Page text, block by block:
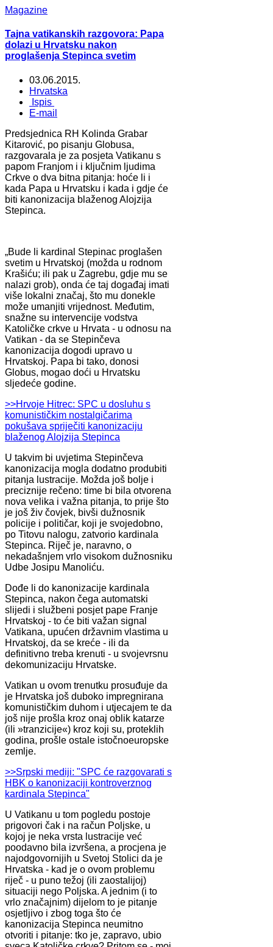
Magazine
Tajna vatikanskih razgovora: Papa
dolazi u Hrvatsku nakon
proglašenja Stepinca svetim
03.06.2015.
Hrvatska
Ispis
E-mail
Predsjednica RH Kolinda Grabar
Kitarović, po pisanju Globusa,
razgovarala je za posjeta Vatikanu s
papom Franjom i i ključnim ljudima
Crkve o dva bitna pitanja: hoće li i
kada Papa u Hrvatsku i kada i gdje će
biti kanonizacija blaženog Alojzija
Stepinca.
„Bude li kardinal Stepinac proglašen
svetim u Hrvatskoj (možda u rodnom
Krašiću; ili pak u Zagrebu, gdje mu se
nalazi grob), onda će taj događaj imati
više lokalni značaj, što mu donekle
može umanjiti vrijednost. Međutim,
snažne su intervencije vodstva
Katoličke crkve u Hrvata - u odnosu na
Vatikan - da se Stepinčeva
kanonizacija dogodi upravo u
Hrvatskoj. Papa bi tako, donosi
Globus, mogao doći u Hrvatsku
sljedeće godine.
>>Hrvoje Hitrec: SPC u dosluhu s
komunističkim nostalgičarima
pokušava spriječiti kanonizaciju
blaženog Alojzija Stepinca
U takvim bi uvjetima Stepinčeva
kanonizacija mogla dodatno produbiti
pitanja lustracije. Možda još bolje i
preciznije rečeno: time bi bila otvorena
nova velika i važna pitanja, to prije što
je još živ čovjek, bivši dužnosnik
policije i političar, koji je svojedobno,
po Titovu nalogu, zatvorio kardinala
Stepinca. Riječ je, naravno, o
nekadašnjem vrlo visokom dužnosniku
Udbe Josipu Manoliću.
Dođe li do kanonizacije kardinala
Stepinca, nakon čega automatski
slijedi i službeni posjet pape Franje
Hrvatskoj - to će biti važan signal
Vatikana, upućen državnim vlastima u
Hrvatskoj, da se kreće - ili da
definitivno treba krenuti - u svojevrsnu
dekomunizaciju Hrvatske.
Vatikan u ovom trenutku prosuđuje da
je Hrvatska još duboko impregnirana
komunističkim duhom i utjecajem te da
još nije prošla kroz onaj oblik katarze
(ili »tranzicije«) kroz koji su, proteklih
godina, prošle ostale istočnoeuropske
zemlje.
>>Srpski mediji: "SPC će razgovarati s
HBK o kanonizaciji kontroverznog
kardinala Stepinca"
U Vatikanu u tom pogledu postoje
prigovori čak i na račun Poljske, u
kojoj je neka vrsta lustracije već
poodavno bila izvršena, a procjena je
najodgovornijih u Svetoj Stolici da je
Hrvatska - kad je o ovom problemu
riječ - u puno težoj (ili zaostalijoj)
situaciji nego Poljska. A jednim (i to
vrlo značajnim) dijelom to je pitanje
osjetljivo i zbog toga što će
kanonizacija Stepinca neumitno
otvoriti i pitanje: tko je, zapravo, ubio